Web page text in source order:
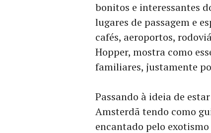
bonitos e interessantes
lugares de passagem e
cafés, aeroportos,
Hopper, mostra como
familiares, justamente
Passando à ideia de
Amsterdã tendo como
encantado pelo